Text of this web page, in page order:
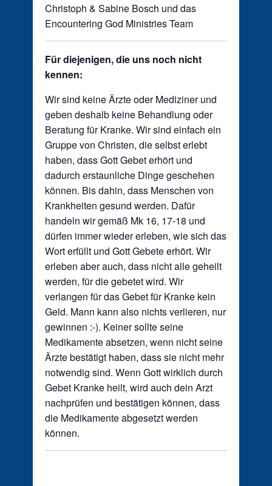
Christoph & Sabine Bosch und das
Encountering God Ministries Team
Für diejenigen, die uns noch nicht
kennen:
Wir sind keine Ärzte oder Mediziner und
geben deshalb keine Behandlung oder
Beratung für Kranke. Wir sind einfach ein
Gruppe von Christen, die selbst erlebt
haben, dass Gott Gebet erhört und
dadurch erstaunliche Dinge geschehen
können. Bis dahin, dass Menschen von
Krankheiten gesund werden. Dafür
handeln wir gemäß Mk 16, 17-18 und
dürfen immer wieder erleben, wie sich das
Wort erfüllt und Gott Gebete erhört. Wir
erleben aber auch, dass nicht alle geheilt
werden, für die gebetet wird. Wir
verlangen für das Gebet für Kranke kein
Geld. Mann kann also nichts verlieren, nur
gewinnen :-). Keiner sollte seine
Medikamente absetzen, wenn nicht seine
Ärzte bestätigt haben, dass sie nicht mehr
notwendig sind. Wenn Gott wirklich durch
Gebet Kranke heilt, wird auch dein Arzt
nachprüfen und bestätigen können, dass
die Medikamente abgesetzt werden
können.